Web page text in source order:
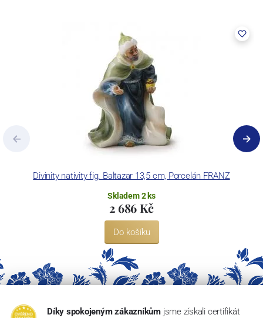
Divinity nativity fig. Baltazar 13,5 cm, Porcelán FRANZ
Skladem 2 ks
2 686 Kč
Do košíku
Díky spokojeným zákazníkům jsme získali certifikát